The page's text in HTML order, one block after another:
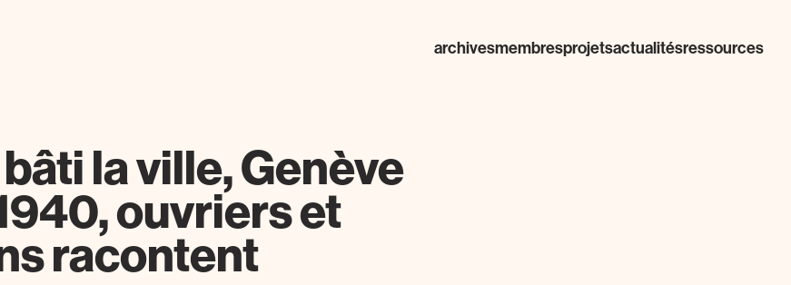
archivesmembresprojetsactualitésressources
la ville, Genève
ouvriers et
racontent